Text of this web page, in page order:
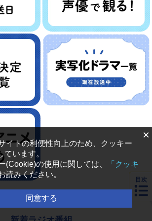
目次
×
イトの利便性向上のため、クッキー
います。
(Cookie)の使用に関しては、
「クッキ
読みください。
同意する